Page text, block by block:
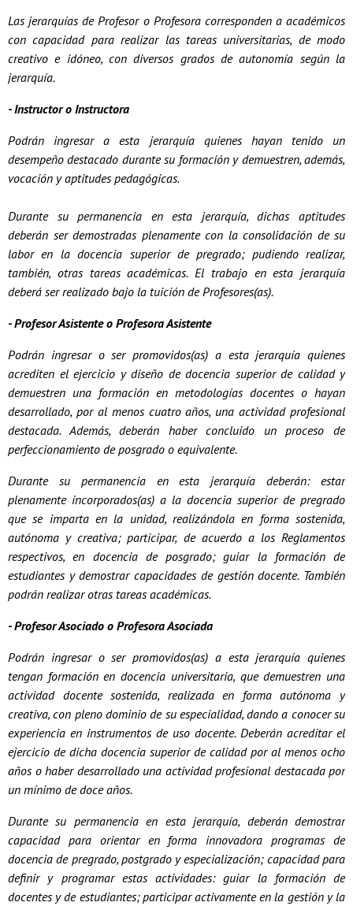
Las jerarquías de Profesor o Profesora corresponden a académicos
con capacidad para realizar las tareas universitarias, de modo
creativo e idóneo, con diversos grados de autonomía según la
jerarquía.
- Instructor o Instructora
Podrán ingresar a esta jerarquía quienes hayan tenido un
desempeño destacado durante su formación y demuestren, además,
vocación y aptitudes pedagógicas.
Durante su permanencia en esta jerarquía, dichas aptitudes
deberán ser demostradas plenamente con la consolidación de su
labor en la docencia superior de pregrado; pudiendo realizar,
también, otras tareas académicas. El trabajo en esta jerarquía
deberá ser realizado bajo la tuición de Profesores(as).
- Profesor Asistente o Profesora Asistente
Podrán ingresar o ser promovidos(as) a esta jerarquía quienes
acrediten el ejercicio y diseño de docencia superior de calidad y
demuestren una formación en metodologías docentes o hayan
desarrollado, por al menos cuatro años, una actividad profesional
destacada. Además, deberán haber concluido un proceso de
perfeccionamiento de posgrado o equivalente.
Durante su permanencia en esta jerarquía deberán: estar
plenamente incorporados(as) a la docencia superior de pregrado
que se imparta en la unidad, realizándola en forma sostenida,
autónoma y creativa; participar, de acuerdo a los Reglamentos
respectivos, en docencia de posgrado; guiar la formación de
estudiantes y demostrar capacidades de gestión docente. También
podrán realizar otras tareas académicas.
- Profesor Asociado o Profesora Asociada
Podrán ingresar o ser promovidos(as) a esta jerarquía quienes
tengan formación en docencia universitaria, que demuestren una
actividad docente sostenida, realizada en forma autónoma y
creativa, con pleno dominio de su especialidad, dando a conocer su
experiencia en instrumentos de uso docente. Deberán acreditar el
ejercicio de dicha docencia superior de calidad por al menos ocho
años o haber desarrollado una actividad profesional destacada por
un mínimo de doce años.
Durante su permanencia en esta jerarquía, deberán demostrar
capacidad para orientar en forma innovadora programas de
docencia de pregrado, postgrado y especialización; capacidad para
definir y programar estas actividades: guiar la formación de
docentes y de estudiantes; participar activamente en la gestión y la